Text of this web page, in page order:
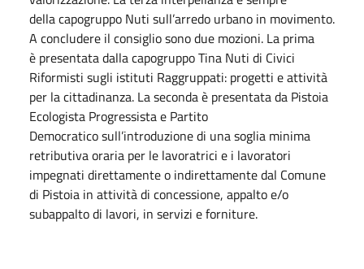
della capogruppo Nuti sull’arredo urbano in movimento.
A concludere il consiglio sono due mozioni. La prima
è presentata dalla capogruppo Tina Nuti di Civici
Riformisti sugli istituti Raggruppati: progetti e attività
per la cittadinanza. La seconda è presentata da Pistoia
Ecologista Progressista e Partito
Democratico sull’introduzione di una soglia minima
retributiva oraria per le lavoratrici e i lavoratori
impegnati direttamente o indirettamente dal Comune
di Pistoia in attività di concessione, appalto e/o
subappalto di lavori, in servizi e forniture.